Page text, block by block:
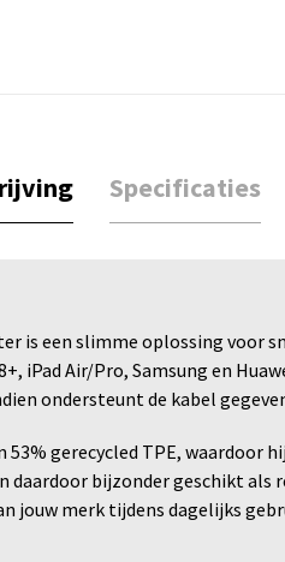
Specificaties
is een slimme oplossing
iPad Air/Pro, Samsung en
ondersteunt de kabel
53% gerecycled TPE,
bijzonder geschikt
jouw merk tijdens dagelijks